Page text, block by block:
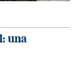
una